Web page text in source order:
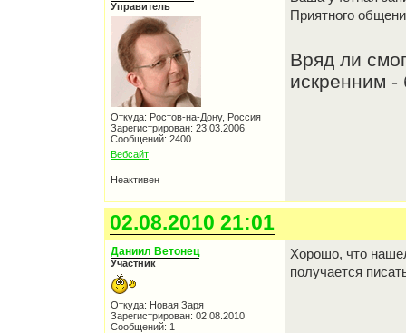
Управитель
Откуда: Ростов-на-Дону, Россия
Зарегистрирован: 23.03.2006
Сообщений: 2400
Вебсайт
Приятного
Вряд ли
искренним -
Неактивен
02.08.2010 21:01
Даниил Ветонец
Участник
Откуда: Новая Заря
Зарегистрирован: 02.08.2010
Сообщений: 1
Хорошо, что
получается